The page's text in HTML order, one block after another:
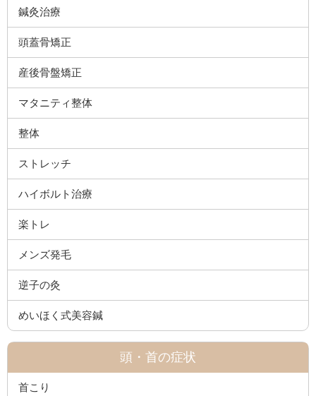
鍼灸治療
頭蓋骨矯正
産後骨盤矯正
マタニティ整体
整体
ストレッチ
ハイボルト治療
楽トレ
メンズ発毛
逆子の灸
めいほく式美容鍼
頭・首の症状
首こり